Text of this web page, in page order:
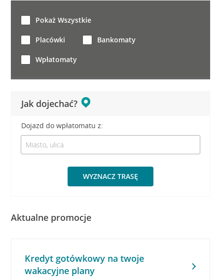
Jak dojechać?
Dojazd do wpłatomatu z:
WYZNACZ TRASĘ
Pokaż Wszystkie
Placówki Bankomaty
Wpłatomaty
Aktualne promocje
Kredyt gotówkowy na twoje
wakacyjne plany